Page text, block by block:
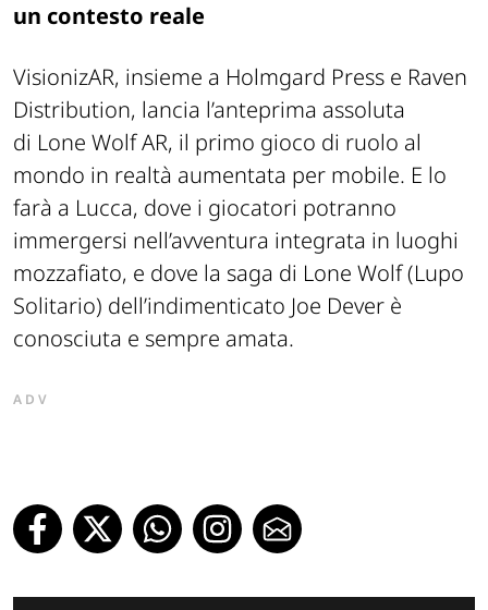
un contesto reale
VisionizAR, insieme a Holmgard Press e Raven
Distribution, lancia l’anteprima assoluta
di Lone WolfAR, il primo gioco di ruolo al
mondo in realtà aumentata per mobile. E lo
farà a Lucca, dove i giocatori potranno
immergersi nell’avventura integrata in luoghi
mozzafiato, e dove la saga di Lone Wolf (Lupo
Solitario) dell’indimenticato Joe Dever è
conosciuta e sempre amata.
ADV